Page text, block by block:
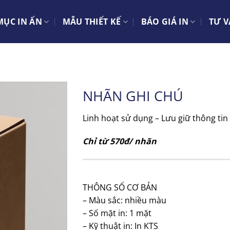
IN ẤN MẪU THIẾT KẾ BÁO GIÁ IN TƯ
NHÃN GHI CHÚ
Linh hoạt sử dụng – Lưu giữ thông
Chỉ từ 570đ/ nhãn
THÔNG SỐ CƠ BẢN
– Màu sắc: nhiều màu
– Số mặt in: 1 mặt
– Kỹ thuật in: In KTS